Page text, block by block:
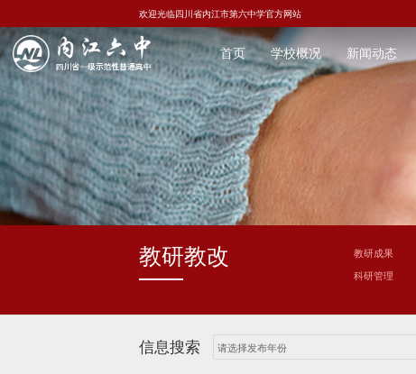
欢迎光临四川省内江市第六中学官方网站
首页 学校概况 新闻动态
教研教改 教研成果
科研管理
信息搜索 请选择发布年份